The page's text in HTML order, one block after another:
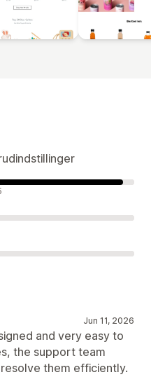
Jun 11, 2026
and very easy to
the support team
them efficiently.